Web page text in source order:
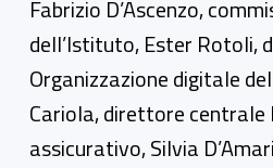
Fabrizio D’Ascenzo,
dell’Istituto, Ester Rotoli,
Organizzazione digitale
Cariola, direttore centrale
assicurativo, Silvia